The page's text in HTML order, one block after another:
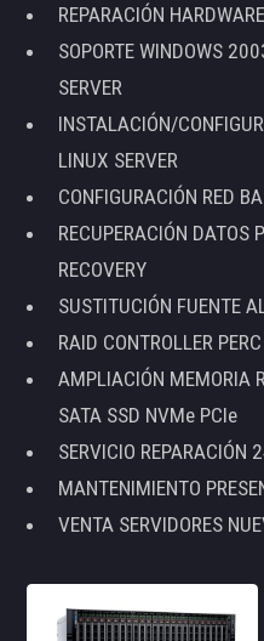
REPARACIÓN
SOPORTE WINDOWS
SERVER
INSTALACIÓN/
LINUX SERVER
CONFIGURACIÓN RED
RECUPERACIÓN DATOS
RECOVERY
SUSTITUCIÓN FUENTE
RAID CONTROLLER
AMPLIACIÓN MEMORIA
SATA SSD NVMe PCIe
SERVICIO REPARACIÓN
MANTENIMIENTO
VENTA SERVIDORES